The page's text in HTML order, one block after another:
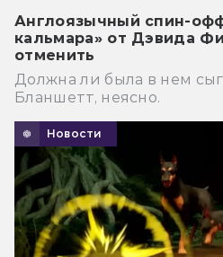
Англоязычный спин-
кальмара» от Дэвида
отменить
Должна ли была в нем
Бланшетт, неясно.
Новости